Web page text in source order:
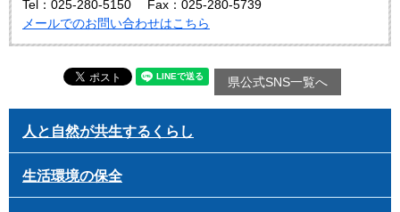
Tel：025-280-5150
Fax：025-280-5739
メールでのお問い合わせはこちら
県公式SNS一覧へ
人と自然が共生するくらし
生活環境の保全